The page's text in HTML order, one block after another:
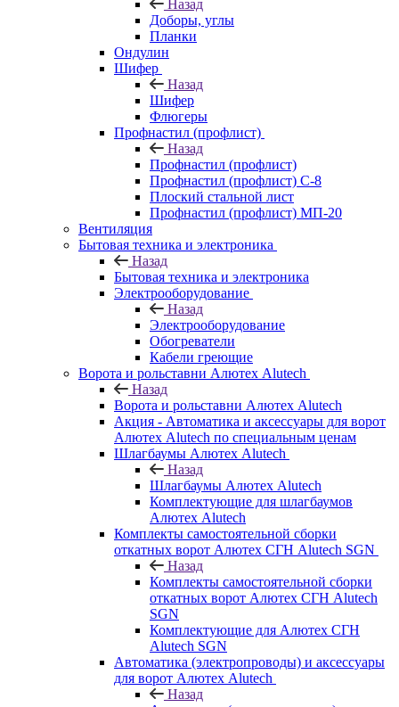
Назад
Доборы, углы
Планки
Ондулин
Шифер
Назад
Шифер
Флюгеры
Профнастил (профлист)
Назад
Профнастил (профлист)
Профнастил (профлист) С-8
Плоский стальной лист
Профнастил (профлист) МП-20
Вентиляция
Бытовая техника и электроника
Назад
Бытовая техника и электроника
Электрооборудование
Назад
Электрооборудование
Обогреватели
Кабели греющие
Ворота и рольставни Алютех Alutech
Назад
Ворота и рольставни Алютех Alutech
Акция - Автоматика и аксессуары для ворот
Алютех Alutech по специальным ценам
Шлагбаумы Алютех Alutech
Назад
Шлагбаумы Алютех Alutech
Комплектующие для шлагбаумов
Алютех Alutech
Комплекты самостоятельной сборки
откатных ворот Алютех СГН Alutech SGN
Назад
Комплекты самостоятельной сборки
откатных ворот Алютех СГН Alutech
SGN
Комплектующие для Алютех СГН
Alutech SGN
Автоматика (электропроводы) и аксессуары
для ворот Алютех Alutech
Назад